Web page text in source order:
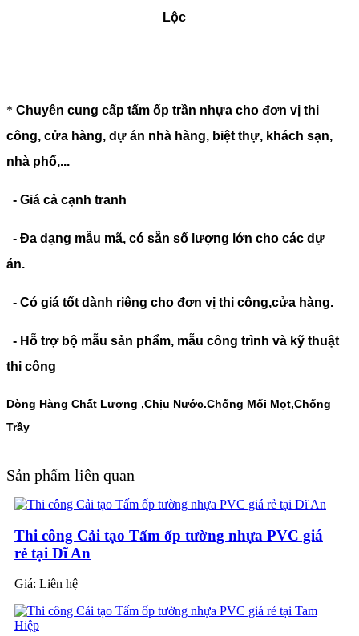
Lộc
* Chuyên cung cấp tấm ốp trần nhựa cho đơn vị thi
công, cửa hàng, dự án nhà hàng, biệt thự, khách sạn,
nhà phố,...
- Giá cả cạnh tranh
- Đa dạng mẫu mã, có sẵn số lượng lớn cho các dự
án.
- Có giá tốt dành riêng cho đơn vị thi công,cửa hàng.
- Hỗ trợ bộ mẫu sản phẩm, mẫu công trình và kỹ thuật
thi công
Dòng Hàng Chất Lượng ,Chịu Nước.Chống Mối Mọt,Chống
Trầy
Sản phẩm liên quan
Thi công Cải tạo Tấm ốp tường nhựa PVC giá
rẻ tại Dĩ An
Giá: Liên hệ